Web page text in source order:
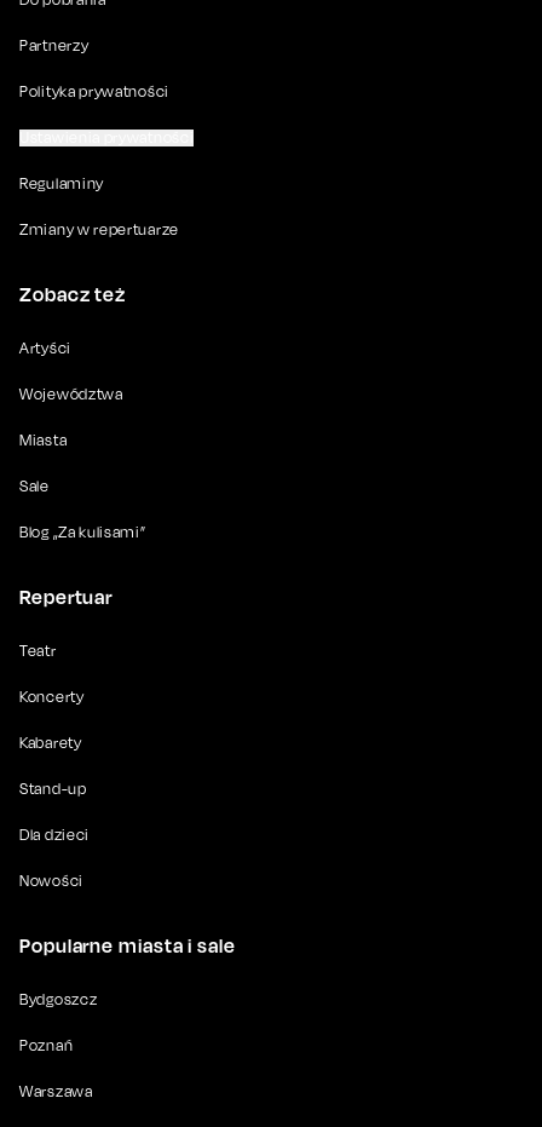
Partnerzy
Polityka prywatności
Regulaminy
Zmiany w repertuarze
Zobacz też
Artyści
Województwa
Miasta
Sale
Blog „Za kulisami”
Repertuar
Teatr
Koncerty
Kabarety
Stand-up
Dla dzieci
Nowości
Popularne miasta i sale
Bydgoszcz
Poznań
Warszawa